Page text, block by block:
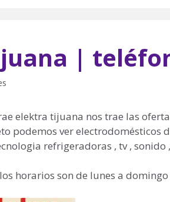
|
elektra tijuana nos trae las
podemos ver electrodomésticos
refrigeradoras , tv ,
horarios son de lunes a